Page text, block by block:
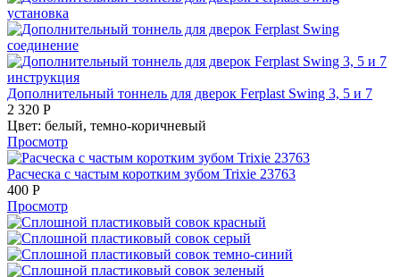
Дополнительный тоннель для дверок Ferplast Swing 3, 5 и 7
2 320 Р
Цвет: белый, темно-коричневый
Просмотр
Расческа с частым коротким зубом Trixie 23763
400 Р
Просмотр